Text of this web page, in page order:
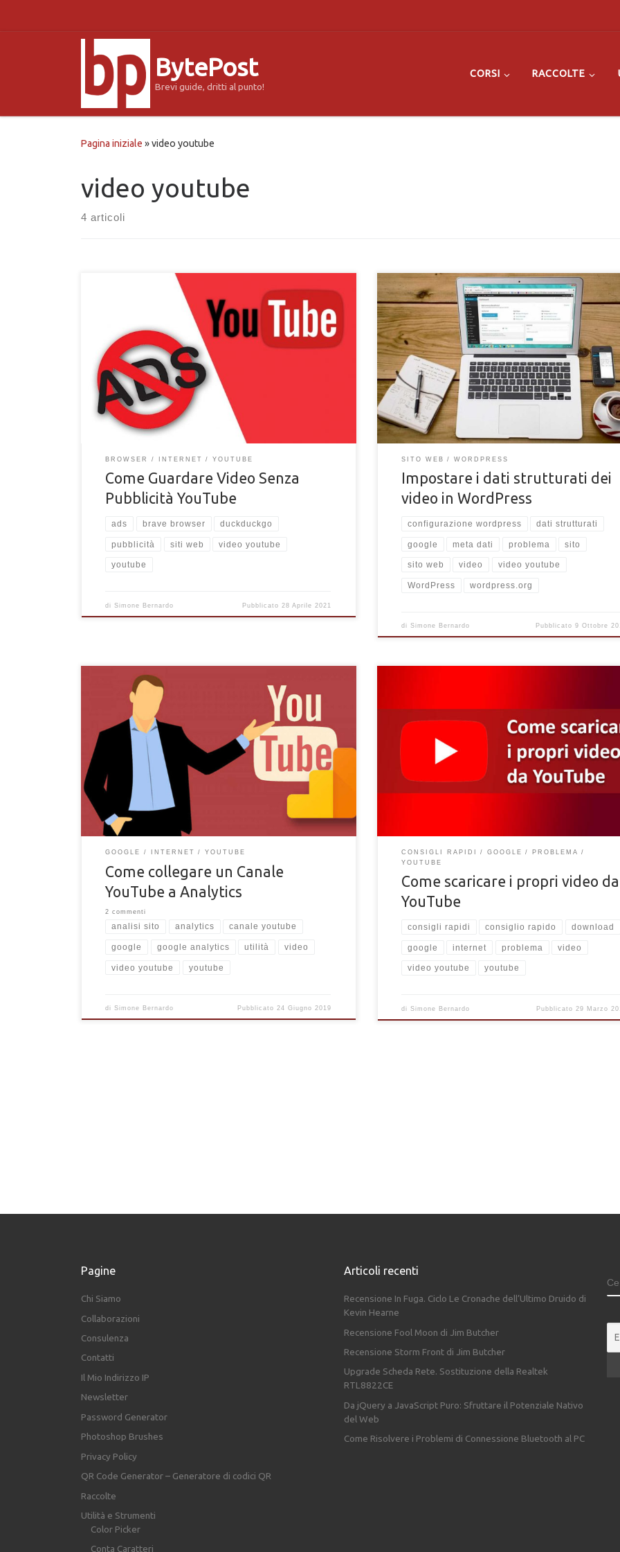
BytePost
Brevi guide, dritti al punto!
CORSI RACCOLTE
Pagina iniziale »video youtube
video youtube
4 articoli
Tecniche per guardare video su YouTube senza pubblicità e
senza ads. Migliori metodi sicuri e gratuiti.
BROWSER INTERNET YOUTUBE
Come Guardare Video Senza
Pubblicità YouTube
ads brave browser duckduckgo
pubblicità siti web video youtube
youtube
diSimone Bernardo Pubblicato 28 Aprile 2021
Come impostare i dati strutturati di schema.org nei
un sito WordPress. Scopri come migliorare la SEO con i
strutturati dei video contenuti in blog creato con
WordPress.
SITO WEB WORDPRESS
Impostare i dati strutturati dei
video in WordPress
configurazione wordpress dati strutturati
google meta dati problema sito
sito web video video youtube
WordPress wordpress.org
di Simone Bernardo Pubblicato 9 Ottobre
Scopri come poter collegare il tuo canale Youtube a Google
Analytics per analizzare e monitorare al meglio gli utenti che
guardano i tuoi video.
GOOGLE INTERNET YOUTUBE
Come collegare un Canale
YouTube a Analytics
2 commenti
analisi sito analytics canale youtube
google google analytics utilità video
video youtube youtube
diSimone Bernardo Pubblicato24 Giugno 2019
Come scaricare i propri video pubblicati dal proprio
Youtube. Leggi la procedura per effettuare il download
tuoi video online.
CONSIGLI RAPIDI GOOGLE
PROBLEMA
YOUTUBE
Come scaricare i propri video da
YouTube
consigli rapidi consiglio rapido download
google internet problema video
video youtube youtube
di Simone Bernardo Pubblicato 29 Marzo
Pagine
Chi Siamo
Collaborazioni
Consulenza
Contatti
Il Mio Indirizzo IP
Newsletter
Password Generator
Photoshop Brushes
Privacy Policy
QR Code Generator – Generatore di codici QR
Raccolte
Utilità e Strumenti
Color Picker
Conta Caratteri
Articoli recenti
Recensione In Fuga. Ciclo Le Cronache dell’Ultimo Druido di
Kevin Hearne
Recensione Fool Moon di Jim Butcher
Recensione Storm Front di Jim Butcher
Upgrade Scheda Rete. Sostituzione della Realtek
RTL8822CE
Da jQuery a JavaScript Puro: Sfruttare il Potenziale Nativo
del Web
Come Risolvere i Problemi di Connessione Bluetooth al PC